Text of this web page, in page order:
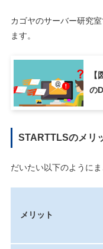
カゴヤのサーバー研究
ます。
の
STARTTLSのメリ
だいたい以下のようにま
メリット